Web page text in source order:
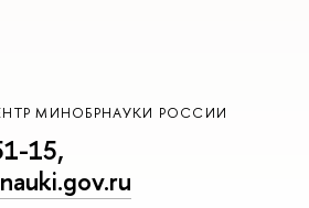
МИНОБРНАУКИ РОССИИ
15,